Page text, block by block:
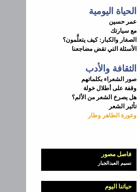
الحياة اليومية
عمر حسين
مع سيارتك
الصغار والكبار: كيف يتعلَّمون؟
الأسئلة التي تقض مضاجعنا
الثقافة والأدب
صور الشعراء بكلماتهم
وقفة على أطلال خولة
هل يصرخ الشعر من الألم؟
تأثير الشعر
وعورة الطاهر وطار
فاصل مصور
نسيم العبدالجبار
حياتنا اليوم